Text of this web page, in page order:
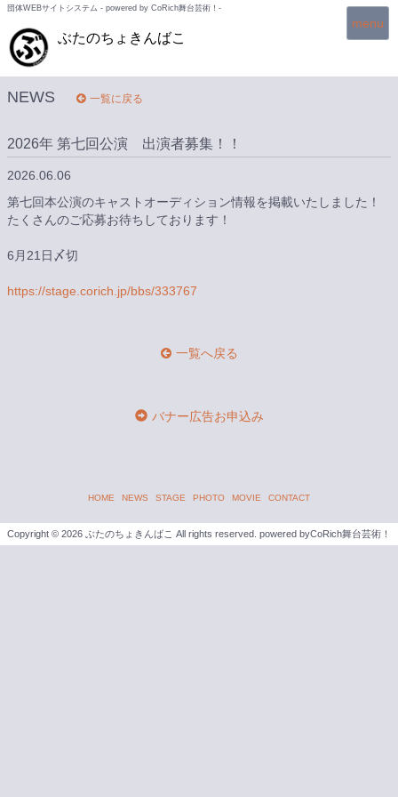
団体WEBサイトシステム - powered by CoRich舞台芸術！-
ぶたのちょきんばこ
T
o
g
g
menu
NEWS 一覧に戻る
2026年 第七回公演 出演者募集！！
2026.06.06
第七回本公演のキャストオーディション情報を掲載いたしました！
たくさんのご応募お待ちしております！
6月21日〆切
https://stage.corich.jp/bbs/333767
一覧へ戻る
バナー広告お申込み
HOME NEWS STAGE PHOTO MOVIE CONTACT
Copyright © 2026 ぶたのちょきんばこ All rights reserved. powered byCoRich舞台芸術！